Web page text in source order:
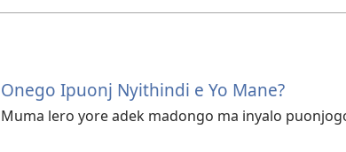
Onego Ipuonj Nyithindi e Yo Mane?
Muma lero yore adek madongo ma inyalo